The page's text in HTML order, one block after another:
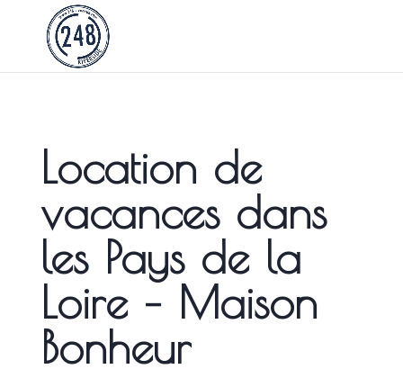
Location de
vacances dans
les Pays de la
Loire – Maison
Bonheur